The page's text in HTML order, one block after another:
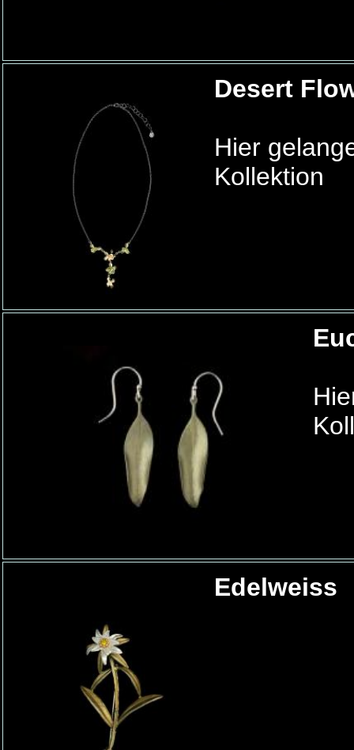
Desert
Hier
Kollektion
Edelweiss